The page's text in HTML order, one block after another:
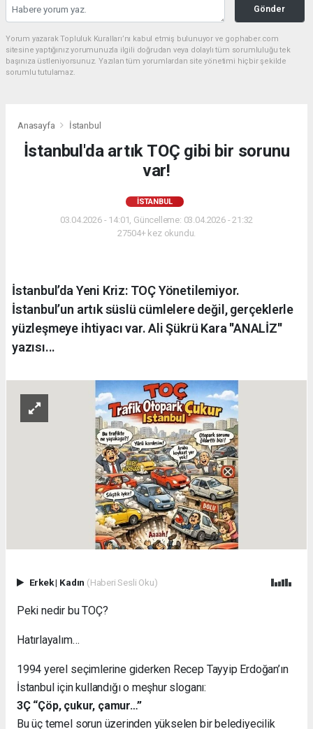
Gönder
Yorum yazarak Topluluk Kuralları’nı kabul etmiş bulunuyor ve gophaber.com
sitesine yaptığınız yorumunuzla ilgili doğrudan veya dolaylı tüm sorumluluğu tek
başınıza üstleniyorsunuz. Yazılan tüm yorumlardan site yönetimi hiçbir şekilde
sorumlu tutulamaz.
Anasayfa İstanbul
İstanbul'da artık TOÇ gibi bir sorunu
var!
İSTANBUL
03.04.2026 - 14:01, Güncelleme: 03.04.2026 - 21:32
27504+ kez okundu.
İstanbul’da Yeni Kriz: TOÇ Yönetilemiyor.
İstanbul’un artık süslü cümlelere değil, gerçeklerle
yüzleşmeye ihtiyacı var. Ali Şükrü Kara ''ANALİZ''
yazısı...
Erkek| Kadın (Haberi Sesli Oku)
Peki nedir bu TOÇ?
Hatırlayalım…
1994 yerel seçimlerine giderken Recep Tayyip Erdoğan’ın
İstanbul için kullandığı o meşhur sloganı:
3Ç “Çöp, çukur, çamur…”
Bu üç temel sorun üzerinden yükselen bir belediyecilik